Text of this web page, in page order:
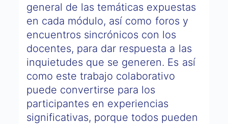
general de las temáticas expuestas
en cada módulo, así como foros y
encuentros sincrónicos con los
docentes, para dar respuesta a las
inquietudes que se generen. Es así
como este trabajo colaborativo
puede convertirse para los
participantes en experiencias
significativas, porque todos pueden